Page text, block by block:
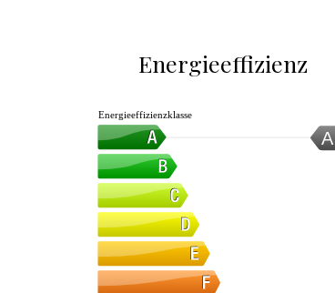
Energieeffizienz
A
Energieeffizienzklasse